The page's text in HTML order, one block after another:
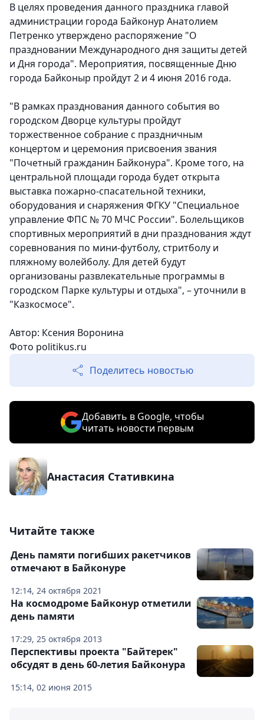
В целях проведения данного праздника главой
администрации города Байконур Анатолием
Петренко утверждено распоряжение "О
праздновании Международного дня защиты детей
и Дня города". Мероприятия, посвященные Дню
города Байконыр пройдут 2 и 4 июня 2016 года.
"В рамках празднования данного события во
городском Дворце культуры пройдут
торжественное собрание с праздничным
концертом и церемония присвоения звания
"Почетный гражданин Байконура". Кроме того, на
центральной площади города будет открыта
выставка пожарно-спасательной техники,
оборудования и снаряжения ФГКУ "Специальное
управление ФПС № 70 МЧС России". Болельщиков
спортивных мероприятий в дни празднования ждут
соревнования по мини-футболу, стритболу и
пляжному волейболу. Для детей будут
организованы развлекательные программы в
городском Парке культуры и отдыха", – уточнили в
"Казкосмосе".
Автор: Ксения Воронина
Фото politikus.ru
Поделитесь новостью
Добавить в Google, чтобы
читать новости первым
Анастасия Стативкина
Читайте также
12:14, 24 октября 2021
День памяти погибших ракетчиков
отмечают в Байконуре
17:29, 25 октября 2013
На космодроме Байконур отметили
день памяти
15:14, 02 июня 2015
Перспективы проекта "Байтерек"
обсудят в день 60-летия Байконура